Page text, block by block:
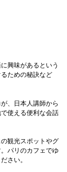
興味があるという
ための秘訣など
、日本人講師から
使える便利な会話
観光スポットやグ
パリのカフェでゆ
さい。